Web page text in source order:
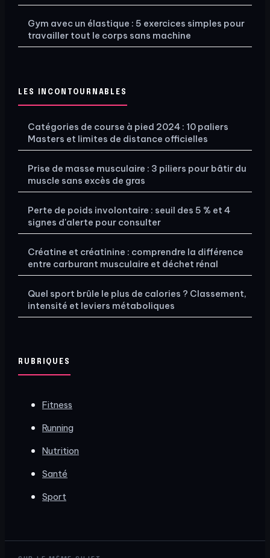
Gym avec un élastique : 5 exercices simples pour
travailler tout le corps sans machine
LES INCONTOURNABLES
Catégories de course à pied 2024 : 10 paliers
Masters et limites de distance officielles
Prise de masse musculaire : 3 piliers pour bâtir du
muscle sans excès de gras
Perte de poids involontaire : seuil des 5 % et 4
signes d'alerte pour consulter
Créatine et créatinine : comprendre la différence
entre carburant musculaire et déchet rénal
Quel sport brûle le plus de calories ? Classement,
intensité et leviers métaboliques
RUBRIQUES
Fitness
Running
Nutrition
Santé
Sport